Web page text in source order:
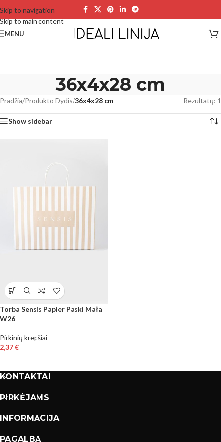
Skip to navigation
Skip to main content
MENU
36x4x28 cm
Pradžia/Produkto Dydis/36x4x28 cm Rezultatų: 1
Show sidebar
Torba Sensis Papier Paski Mała
W26
Pirkinių krepšiai
2,37€
KONTAKTAI
PIRKĖJAMS
INFORMACIJA
PAGALBA